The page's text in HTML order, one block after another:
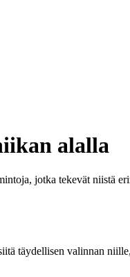
alalla
jotka tekevät niistä
täydellisen valinnan